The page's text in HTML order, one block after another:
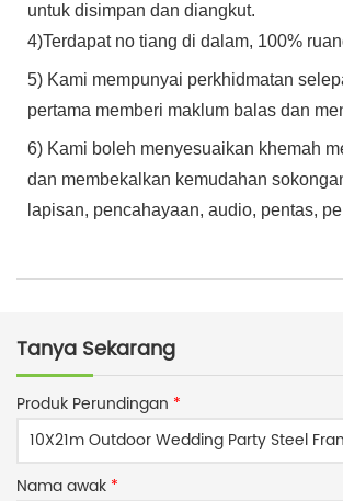
untuk disimpan dan diangkut.
4)Terdapat no tiang di dalam, 100%
5) Kami mempunyai perkhidmatan
pertama memberi maklum balas dan
6) Kami boleh menyesuaikan khemah
dan membekalkan kemudahan
lapisan, pencahayaan, audio, pentas,
Tanya Sekarang
Produk Perundingan *
Nama awak *